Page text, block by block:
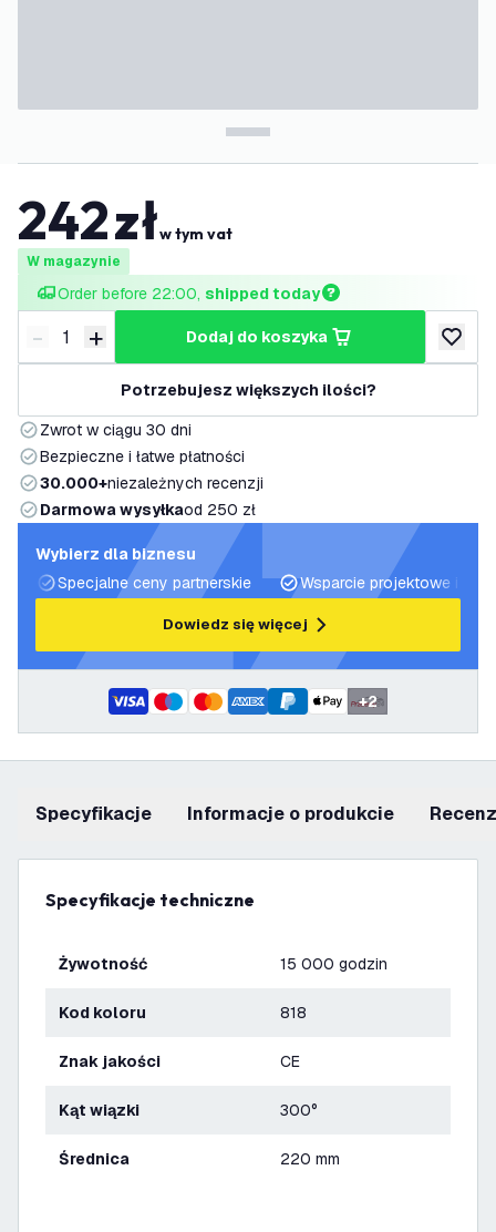
242złw tym vat
W magazynie
Order before 22:00, shipped today
Zmniejsz ilość
- Zwiększ ilość
+ dodaj do koszyka
dodaj
Potrzebujesz większych ilości?
Zwrot w ciągu 30 dni
Bezpieczne i łatwe płatności
30.000+niezależnych recenzji
Darmowa wysyłkaod 250 zł
Wybierz dla biznesu
Specjalne ceny partnerskie
Wsparcie projektowe i
Dowiedz się więcej
+2
Specyfikacje informacje o produkcie
Specyfikacje techniczne
Żywotność 15 000 godzin
Kod koloru 818
Znak jakości CE
Kąt wiązki 300°
Średnica 220 mm